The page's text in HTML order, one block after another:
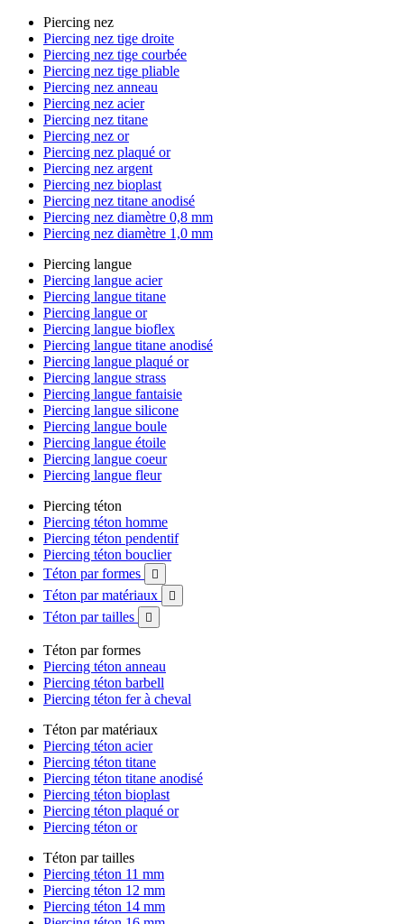
Piercing nez
Piercing nez tige droite
Piercing nez tige courbée
Piercing nez tige pliable
Piercing nez anneau
Piercing nez acier
Piercing nez titane
Piercing nez or
Piercing nez plaqué or
Piercing nez argent
Piercing nez bioplast
Piercing nez titane anodisé
Piercing nez diamètre 0,8 mm
Piercing nez diamètre 1,0 mm
Piercing langue
Piercing langue acier
Piercing langue titane
Piercing langue or
Piercing langue bioflex
Piercing langue titane anodisé
Piercing langue plaqué or
Piercing langue strass
Piercing langue fantaisie
Piercing langue silicone
Piercing langue boule
Piercing langue étoile
Piercing langue coeur
Piercing langue fleur
Piercing téton
Piercing téton homme
Piercing téton pendentif
Piercing téton bouclier
Téton par formes

Téton par matériaux 
Téton par tailles 
Téton par formes
Piercing téton anneau
Piercing téton barbell
Piercing téton fer à cheval
Téton par matériaux
Piercing téton acier
Piercing téton titane
Piercing téton titane anodisé
Piercing téton bioplast
Piercing téton plaqué or
Piercing téton or
Téton par tailles
Piercing téton 11 mm
Piercing téton 12 mm
Piercing téton 14 mm